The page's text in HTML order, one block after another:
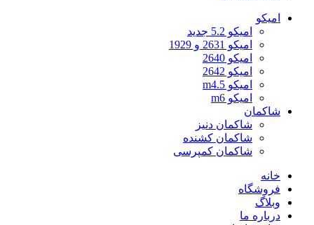
امیکو
امیکو 5.2 جدید
امیکو 2631 و 1929
امیکو 2640
امیکو 2642
امیکو m4.5
امیکو m6
شاکمان
شاکمان دنیز
شاکمان کشنده
شاکمان کمپرسی
خانه
فروشگاه
وبلاگ
درباره ما